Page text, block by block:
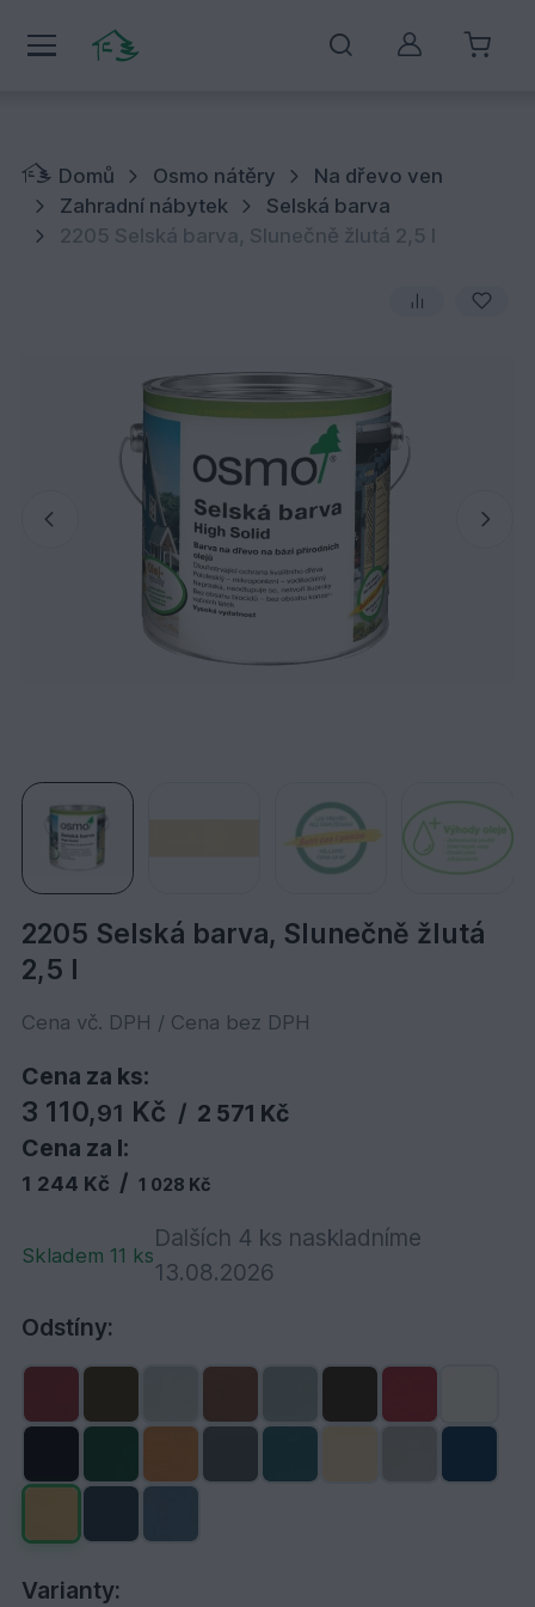
Můj účet
Domů Osmo nátěry
Na dřevo ven
Zahradní nábytek
Selská barva
2205 Selská barva, Slunečně žlutá 2,5 l
2205 Selská barva, Slunečně žlutá
2,5 l
Cena vč. DPH / Cena bez DPH
Cena za ks:
3 110,91 Kč / 2 571 Kč
Cena za l:
1 244 Kč / 1 028 Kč
Skladem 11 ks
Dalších 4 ks naskladníme
13.08.2026
Odstíny:
Varianty: